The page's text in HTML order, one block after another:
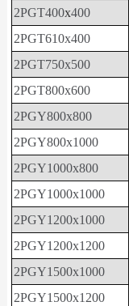
2PGT400x400
2PGT610x400
2PGT750x500
2PGT800x600
2PGY800x800
2PGY800x1000
2PGY1000x800
2PGY1000x1000
2PGY1200x1000
2PGY1200x1200
2PGY1500x1000
2PGY1500x1200